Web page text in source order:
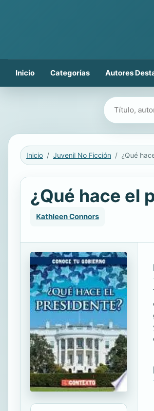
Inicio Categorías Autores
Buscar libros
Inicio Juvenil No Ficción
¿Qué hace el
Kathleen Connors